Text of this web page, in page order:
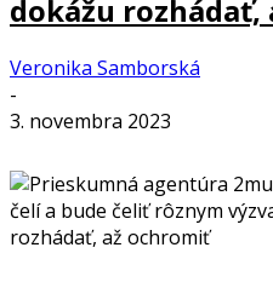
dokážu
Veronika Samborská
-
3. novembra 2023